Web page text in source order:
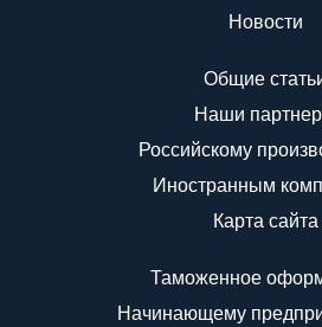
Новости
Общие
Наши
Российскому
Иностранным
Карта сайта
Таможенное
Начинающему